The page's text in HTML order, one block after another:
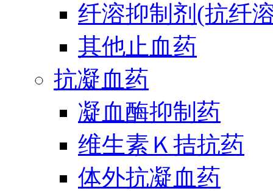
纤溶抑制剂(抗纤
其他止血药
抗凝血药
凝血酶抑制药
维生素Ｋ拮抗药
体外抗凝血药